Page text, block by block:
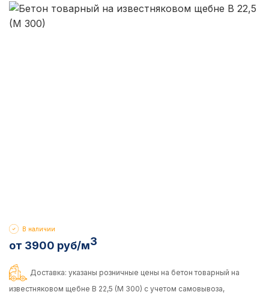
от 3900 руб/м3
В наличии
Доставка: указаны розничные цены на бетон товарный на
известняковом щебне B 22,5 (M 300) с учетом самовывоза,